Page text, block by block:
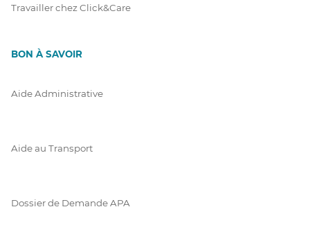
Travailler chez Click&Care
BON À SAVOIR
Aide Administrative
Aide au Transport
Dossier de Demande APA